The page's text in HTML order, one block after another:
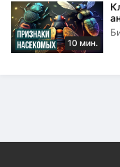
10 мин.